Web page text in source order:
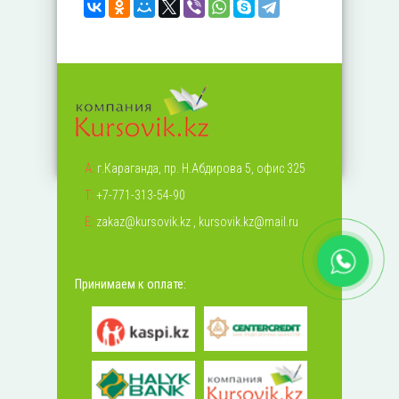
А: г.Караганда, пр. Н.Абдирова 5, офис 325
Т: +7-771-313-54-90
Е: zakaz@kursovik.kz , kursovik.kz@mail.ru
Принимаем к оплате: